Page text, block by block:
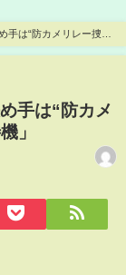
は“防カメリレー捜査”
手は“防カメ
」